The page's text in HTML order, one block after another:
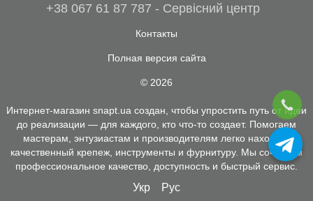
+38 067 61 87 787 - Сервісний центр
Контакты
Полная версия сайта
© 2026
Интернет-магазин snapt.ua создан, чтобы упростить путь от идеи
до реализации — для каждого, кто что-то создает. Помогаем
мастерам, энтузиастам и производителям легко находить
качественный крепеж, инструменты и фурнитуру. Мы сочетаем
профессиональное качество, доступность и быстрый сервис.
Укр Рус